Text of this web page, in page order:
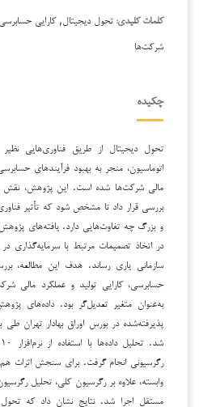
کلمات کلیدی: تحول دیجیتال, کارایی حسابرسی,
شرکت‌ها
چکیده
تحول دیجیتال از طریق فناوری‌هایی
اتوماسیون، منجر به بهبود فرآیندهای
مالی شرکت‌ها شده است. این پژوهش، نقش
بررسی قرار داد تا مشخص شود که تأثیر
و بزرگ چه تفاوت‌هایی دارد. یافته‌های
در اتخاذ تصمیمات مرتبط با سرمایه‌گذاری
سازمانی یاری رساند. هدف این مطالعه،
حسابرسی، کارایی تولید و عملکرد مالی
رگرسیونی انجام گرفت. برای سنجش اثرات
وابسته، علاوه بر رگرسیون کلی، تحلیل
مستقل اجرا شد. نتایج نشان داد که تحول